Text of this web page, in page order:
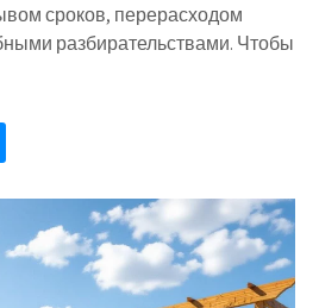
сроков, перерасходом
разбирательствами. Чтобы